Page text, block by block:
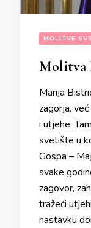
MOLITVE
Molitva
Marija
zagorja,
i utjehe.
svetište u
Gospa –
svake
zagovor,
tražeći
nastavku